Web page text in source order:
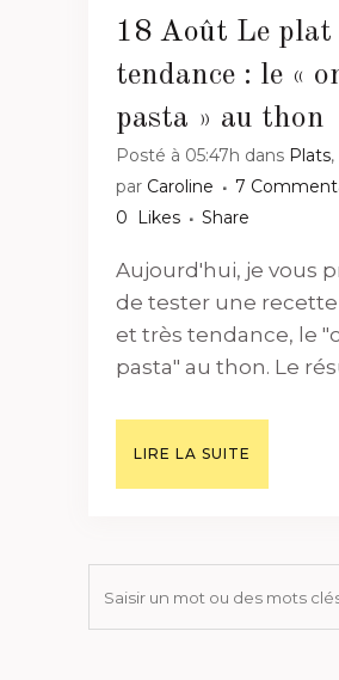
18 Août Le plat
tendance : le «
pasta » au thon
Posté à 05:47h dans Plats,
par Caroline
7
0
Likes Share
Aujourd'hui, je vous
de tester une
et très tendance, le
pasta" au thon. Le
LIRE LA SUITE